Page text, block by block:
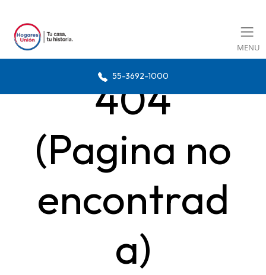
MENU
55-3692-1000
404
(Pagina no
encontrad
a)